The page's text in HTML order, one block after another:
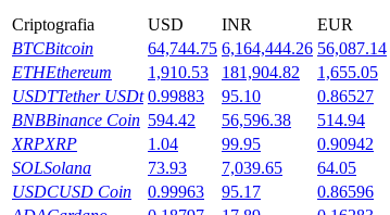
Estacamento
Criptografia USD INR EUR
BTCBitcoin 64,744.75 6,164,444.26 56,087.14
ETHEthereum 1,910.53 181,904.82 1,655.05
USDTTether USDt 0.99883 95.10 0.86527
BNBBinance Coin 594.42 56,596.38 514.94
XRPXRP 1.04 99.95 0.90942
SOLSolana 73.93 7,039.65 64.05
USDCUSD Coin 0.99963 95.17 0.86596